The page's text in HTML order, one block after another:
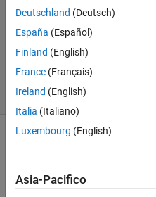
Aggiornato
27 Lug
2023
Visualizzazioni
(30 giorni)
Deutschland (Deutsch)
España (Español)
Finland (English)
France (Français)
Ireland (English)
Italia (Italiano)
Luxembourg (English)
Asia-Pacifico